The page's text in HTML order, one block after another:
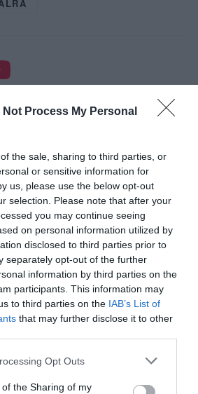
Not Process My Personal
the sale, sharing to third parties, or
or sensitive information for
us, please use the below opt-out
selection. Please note that after your
you may continue seeing
on personal information utilized by
disclosed to third parties prior to
separately opt-out of the further
information by third parties on the
participants. This information may
to third parties on the IAB’s List of
that may further disclose it to other
app uses one or more Google
or usage behaviour. You may click to
Opt Outs
the Sharing of my
PERCES TANÓRÁK ÉS KEVESEBB HÁZI
FELADAT JÖHET AZ ALSÓ ...
augusztus 08|Mindenki ügye
ANDRÁST JELÖLI KÖZTÁRSASÁGI
A TISZA
augusztus 08| Mindenki ügye
SZAKÍTÁS JÖN A...